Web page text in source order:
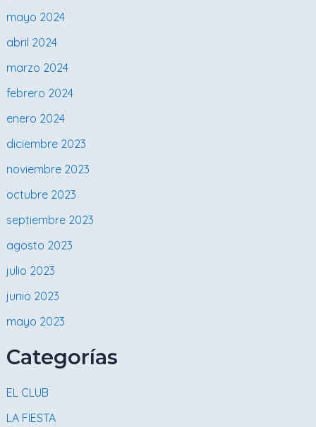
mayo 2024
abril 2024
marzo 2024
febrero 2024
enero 2024
diciembre 2023
noviembre 2023
octubre 2023
septiembre 2023
agosto 2023
julio 2023
junio 2023
mayo 2023
Categorías
EL CLUB
LA FIESTA